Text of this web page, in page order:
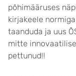
põhimääruses
kirjakeele
taanduda ja uus
mitte
pettunud!!